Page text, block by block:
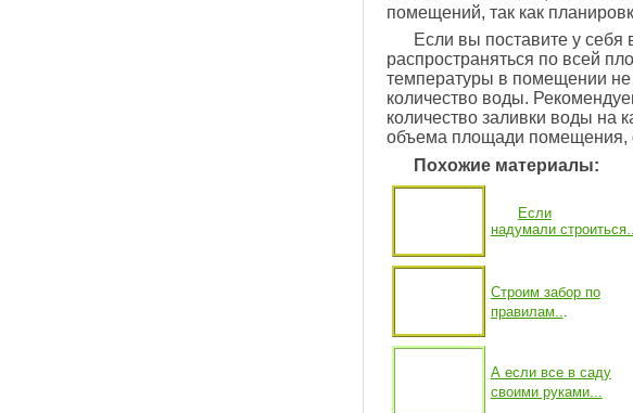
помещений, так как
Если вы поставите у себя
распространяться по всей
температуры в помещении не
количество воды.
количество заливки воды на
объема площади помещения,
Похожие материалы:
Если
надумали строиться...
Строим забор по
правилам..
А если все в саду
своими руками...